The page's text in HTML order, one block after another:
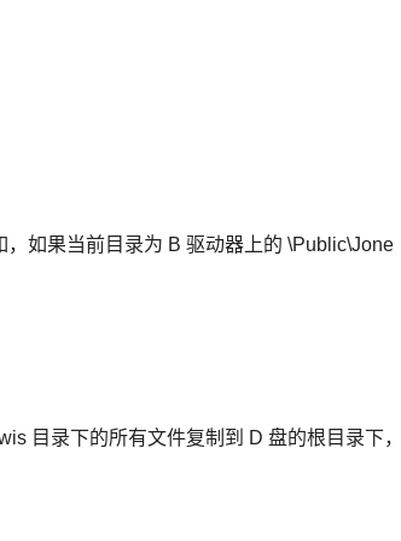
如果当前目录为 B 驱动器上的 \Public\Jone
目录下的所有文件复制到 D 盘的根目录下